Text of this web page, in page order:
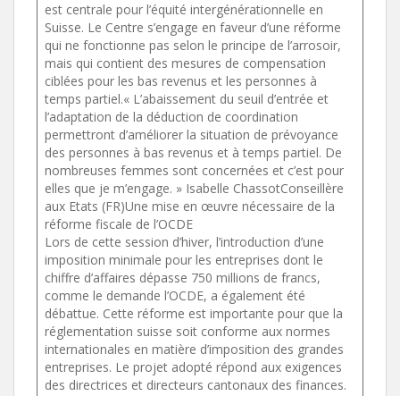
est centrale pour l’équité intergénérationnelle en
Suisse. Le Centre s’engage en faveur d’une réforme
qui ne fonctionne pas selon le principe de l’arrosoir,
mais qui contient des mesures de compensation
ciblées pour les bas revenus et les personnes à
temps partiel.« L’abaissement du seuil d’entrée et
l’adaptation de la déduction de coordination
permettront d’améliorer la situation de prévoyance
des personnes à bas revenus et à temps partiel. De
nombreuses femmes sont concernées et c’est pour
elles que je m’engage. » Isabelle ChassotConseillère
aux Etats (FR)Une mise en œuvre nécessaire de la
réforme fiscale de l’OCDE
Lors de cette session d’hiver, l’introduction d’une
imposition minimale pour les entreprises dont le
chiffre d’affaires dépasse 750 millions de francs,
comme le demande l’OCDE, a également été
débattue. Cette réforme est importante pour que la
réglementation suisse soit conforme aux normes
internationales en matière d’imposition des grandes
entreprises. Le projet adopté répond aux exigences
des directrices et directeurs cantonaux des finances.